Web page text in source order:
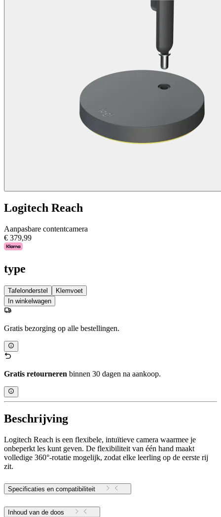
Logitech Reach
Aanpasbare contentcamera
€ 379,99
type
Tafelonderstel
Klemvoet
In winkelwagen
Gratis bezorging op alle bestellingen.
Gratis retourneren binnen 30 dagen na aankoop.
Beschrijving
Logitech Reach is een flexibele, intuïtieve camera waarmee je
onbeperkt les kunt geven. De flexibiliteit van één hand maakt
volledige 360°-rotatie mogelijk, zodat elke leerling op de eerste rij
zit.
Specificaties en compatibiliteit
Inhoud van de doos